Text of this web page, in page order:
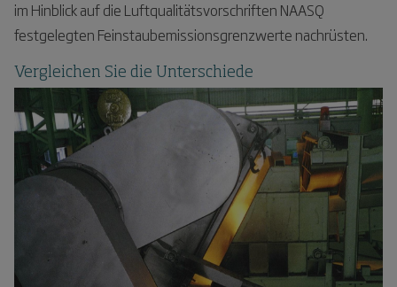
im Hinblick auf die Luftqualitätsvorschriften NAASQ
festgelegten Feinstaubemissionsgrenzwerte nachrüsten.
Vergleichen Sie die Unterschiede